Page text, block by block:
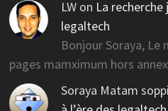
LW on La recherche
legaltech
Bonjour Soraya,
pages mamximum hors
Soraya Matam soppi